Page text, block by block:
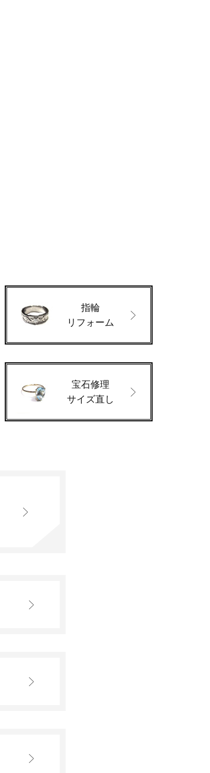
指輪
リフォーム
宝石修理
サイズ直し